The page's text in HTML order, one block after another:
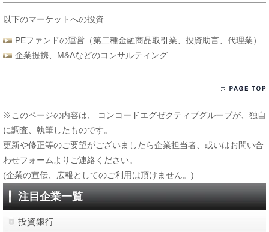
以下のマーケットへの投資
PEファンドの運営（第二種金融商品取引業、投資助言、代理業）
企業提携、M&Aなどのコンサルティング
※このページの内容は、 コンコードエグゼクティブグループが、独自
に調査、執筆したものです。
更新や修正等のご要望がございましたら企業担当者、或いはお問い合
わせフォームよりご連絡ください。
(企業の宣伝、広報としてのご利用は頂けません。)
注目企業一覧
投資銀行